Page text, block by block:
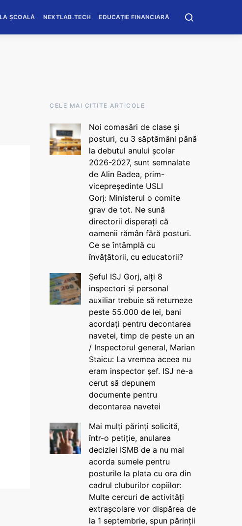
ȘCOALĂ NEXTLAB.TECH EDUCAȚIE FINANCIARĂ
CELE MAI CITITE ARTICOLE
Noi comasări de clase și
posturi, cu 3 săptămâni până
la debutul anului școlar
2026-2027, sunt semnalate
de Alin Badea, prim-
vicepreședinte USLI
Gorj: Ministerul o comite
grav de tot. Ne sună
directorii disperați că
oamenii rămân fără posturi.
Ce se întâmplă cu
învățătorii, cu educatorii?
Șeful ISJ Gorj, alți 8
inspectori și personal
auxiliar trebuie să returneze
peste 55.000 de lei, bani
acordați pentru decontarea
navetei, timp de peste un an
/ Inspectorul general, Marian
Staicu: La vremea aceea nu
eram inspector șef. ISJ ne-a
cerut să depunem
documente pentru
decontarea navetei
Mai mulți părinți solicită,
într-o petiție, anularea
deciziei ISMB de a nu mai
acorda sumele pentru
posturile la plata cu ora din
cadrul cluburilor copiilor:
Multe cercuri de activități
extrașcolare vor dispărea de
la 1 septembrie, spun părinții